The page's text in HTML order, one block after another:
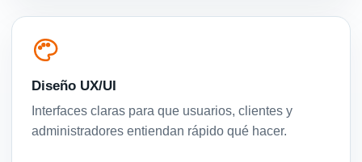
Diseño UX/UI
Interfaces claras para que usuarios, clientes y
administradores entiendan rápido qué hacer.